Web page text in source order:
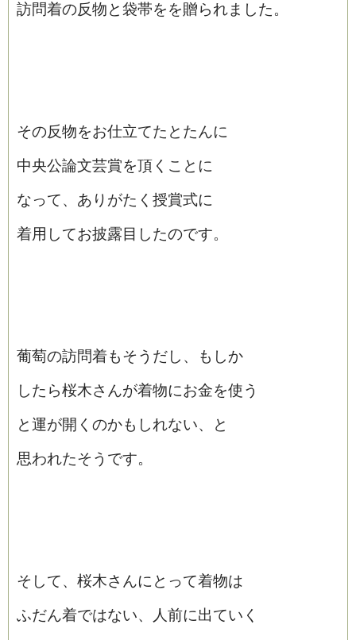
訪問着の反物と袋帯をを贈られました。
その反物をお仕立てたとたんに
中央公論文芸賞を頂くことに
なって、ありがたく授賞式に
着用してお披露目したのです。
葡萄の訪問着もそうだし、もしか
したら桜木さんが着物にお金を使う
と運が開くのかもしれない、と
思われたそうです。
そして、桜木さんにとって着物は
ふだん着ではない、人前に出ていく